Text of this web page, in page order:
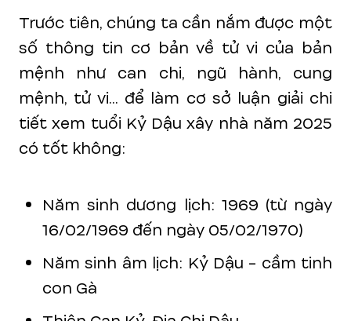
Trước tiên, chúng ta cần nắm được một
số thông tin cơ bản về tử vi của bản
mệnh như can chi, ngũ hành, cung
mệnh, tử vi... để làm cơ sở luận giải chi
tiết xem tuổi Kỷ Dậu xây nhà năm 2025
có tốt không:
Năm sinh dương lịch: 1969 (từ ngày
16/02/1969 đến ngày 05/02/1970)
Năm sinh âm lịch: Kỷ Dậu - cầm tinh
con Gà